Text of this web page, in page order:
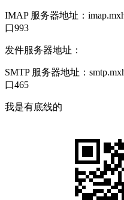
IMAP 服务器地址：
口993
发件服务器地址：
SMTP 服务器地址：
口465
我是有底线的